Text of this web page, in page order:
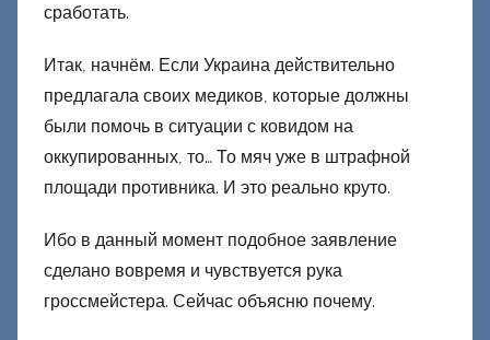
сработать.
Итак, начнём. Если Украина действительно
предлагала своих медиков, которые должны
были помочь в ситуации с ковидом на
оккупированных, то… То мяч уже в штрафной
площади противника. И это реально круто.
Ибо в данный момент подобное заявление
сделано вовремя и чувствуется рука
гроссмейстера. Сейчас объясню почему.